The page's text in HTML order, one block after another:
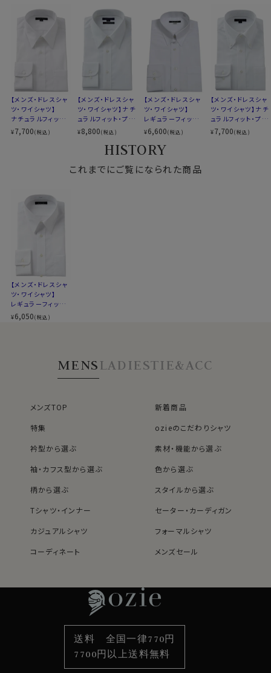
●スタイルについて
細身シャツはちょっと、という方にも安心してお選びいた
カフス部分はコンバーチブルカフスになっておりますの
で、カフスボタンもご利用いただけます。
サイズは、既製品のシャツは首回りに対して裄丈の長さ
そんなお客様にお直しなしでシャツをご提供できるよう、
首回り36cm～46cmの間に複数の裄丈を設定。
上質な綿100％にお手入れが楽な形態安定加工を施し
た希少性のある生地を使用した、白ブロードのレギュラ
ーカラーシャツ。
タイドアップのビジネスシーンはもちろんのこと、フォーマ
▼【定番商品】欠品サイズの再入荷日は未定です
素材
プレミアムコットン
形態安定
衿型
キーパー
縫込み式
後見頃
サイドタック
無地
ラウンドカット
アジャストボタン
コンバーチブルカフス
前2.7cm 後4.0cm
首回り36～46cm
レギュラーフィット
中国
【メンズ・ドレスシャ
ツ・ワイシャツ】
ナチュラルフィット・
プレミアムコットン・
オックスフォード・形
¥7,700(税込)
【メンズ・ドレスシャ
ツ・ワイシャツ】ナチ
ュラルフィット・プレ
ミアムコットン120
番手双糸・オックス
フォード・イージー
ケア・レギュラーカラ
ー・ポケット無し
¥8,800(税込)
【メンズ・ドレスシャ
ツ・ワイシャツ】
レギュラーフィット・
形態安定・ブロー
ド・タブカラー
¥6,600(税込)
【メンズ・ドレスシャ
ツ・ワイシャツ】ナチ
ュラルフィット・プレ
ミアムコットン・形態
安定・ボタンダウン
¥7,700(税込)
HISTORY
これまでにご覧になられた商品
【メンズ・ドレスシャ
ツ・ワイシャツ】
レギュラーフィット・
プレミアムコットン・
形態安定・ブロー
¥6,050(税込)
MENSLADIESTIE&ACC
メンズTOP
新着商品
特集
ozieのこだわりシャツ
衿型から選ぶ
素材・機能から選ぶ
袖・カフス型から選ぶ
色から選ぶ
柄から選ぶ
スタイルから選ぶ
Tシャツ・インナー
セーター・カーディガン
カジュアルシャツ
フォーマルシャツ
コーディネート
メンズセール
袖・カフス型から選ぶ
色から選ぶ
柄から選ぶ
スタイルから選ぶ
カジュアルシャツ
定番シャツ
カフスボタン
サスペンダー
財布・名刺入れ
バッグ
ストール・マフラー
送料 全国一律770円
7700円以上送料無料